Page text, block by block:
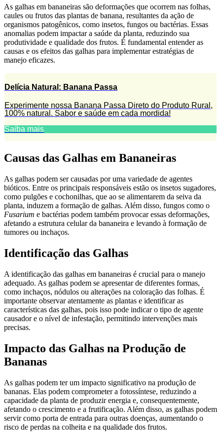
As galhas em bananeiras são deformações que ocorrem nas folhas,
caules ou frutos das plantas de banana, resultantes da ação de
organismos patogênicos, como insetos, fungos ou bactérias. Essas
anomalias podem impactar a saúde da planta, reduzindo sua
produtividade e qualidade dos frutos. É fundamental entender as
causas e os efeitos das galhas para implementar estratégias de
manejo eficazes.
Delícia Natural: Banana Passa
Experimente nossa Banana Passa Direto do Produto Rural,
100% natural. Sabor e saúde em cada mordida!
Saiba mais
Causas das Galhas em Bananeiras
As galhas podem ser causadas por uma variedade de agentes
bióticos. Entre os principais responsáveis estão os insetos sugadores,
como pulgões e cochonilhas, que ao se alimentarem da seiva da
planta, induzem a formação de galhas. Além disso, fungos como o
Fusarium e bactérias podem também provocar essas deformações,
afetando a estrutura celular da bananeira e levando à formação de
tumores ou inchaços.
Identificação das Galhas
A identificação das galhas em bananeiras é crucial para o manejo
adequado. As galhas podem se apresentar de diferentes formas,
como inchaços, nódulos ou alterações na coloração das folhas. É
importante observar atentamente as plantas e identificar as
características das galhas, pois isso pode indicar o tipo de agente
causador e o nível de infestação, permitindo intervenções mais
precisas.
Impacto das Galhas na Produção de
Bananas
As galhas podem ter um impacto significativo na produção de
bananas. Elas podem comprometer a fotossíntese, reduzindo a
capacidade da planta de produzir energia e, consequentemente,
afetando o crescimento e a frutificação. Além disso, as galhas podem
servir como porta de entrada para outras doenças, aumentando o
risco de perdas na colheita e na qualidade dos frutos.